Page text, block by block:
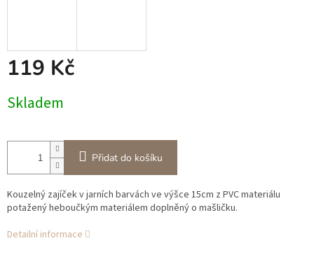
119 Kč
cena:
Skladem
Přidat do košíku
Kouzelný zajíček v jarních barvách ve výšce 15cm z PVC materiálu
potažený heboučkým materiálem doplněný o mašličku.
Detailní informace